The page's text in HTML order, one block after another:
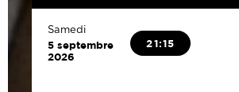
Samedi
5 septembre
2026
21:15